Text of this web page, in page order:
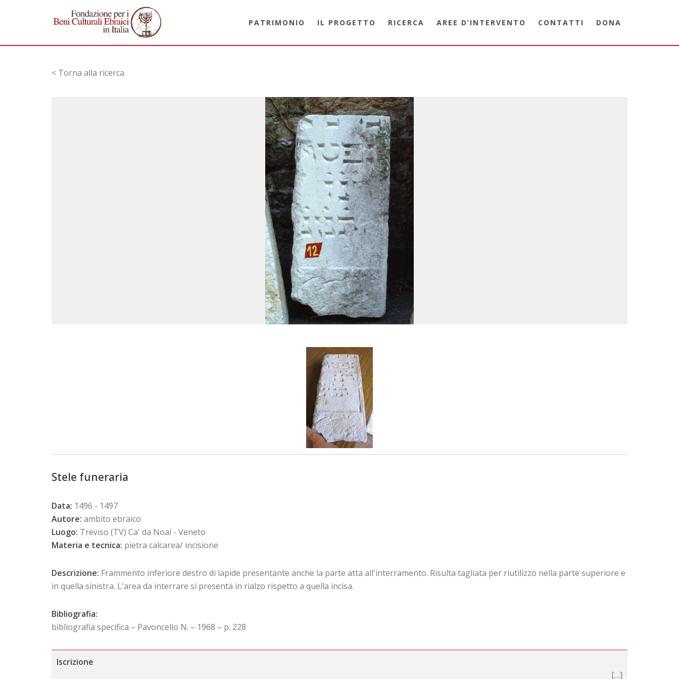
PATRIMONIO IL PROGETTO RICERCA AREE D’INTERVENTO CONTATTI DONA
< Torna alla ricerca
Stele funeraria
Data: 1496 - 1497
Autore: ambito ebraico
Luogo: Treviso (TV) Ca' da Noal - Veneto
Materia e tecnica: pietra calcarea/ incisione
Descrizione: Frammento inferiore destro di lapide presentante anche la parte atta all'interramento. Risulta tagliata per riutilizzo nella parte superiore e
in quella sinistra. L'area da interrare si presenta in rialzo rispetto a quella incisa.
Bibliografia:
bibliografia specifica – Pavoncello N. – 1968 – p. 228
Iscrizione
[…]